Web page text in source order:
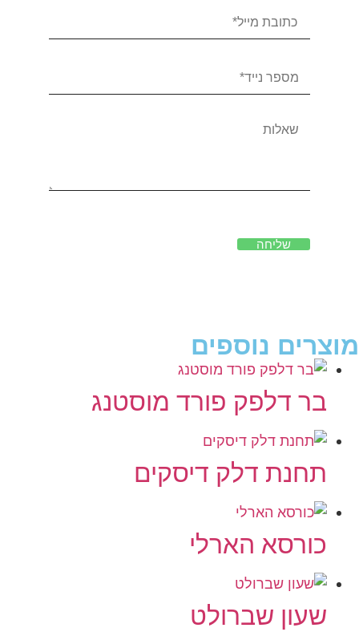
שליחה
מוצרים נוספים
בר דלפק פורד מוסטנג
תחנת דלק דיסקים
כורסא הארלי
שעון שברולט